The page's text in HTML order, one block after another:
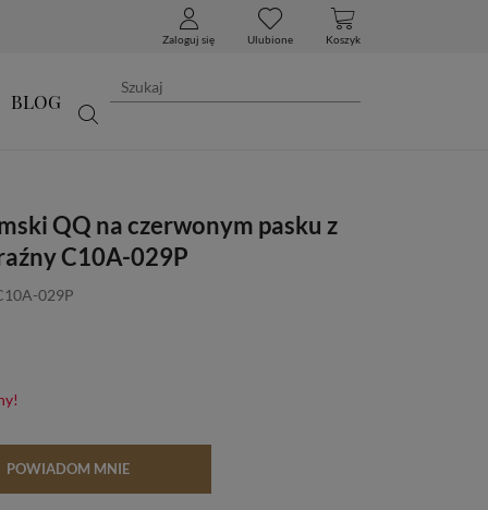
Zaloguj się Ulubione Koszyk
BLOG
QQ na czerwonym pasku z
C10A-029P
029P
POWIADOM MNIE